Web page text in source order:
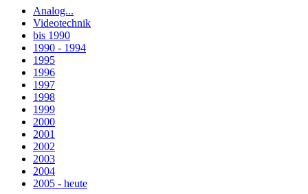
Analog...
Videotechnik
bis 1990
1990 - 1994
1995
1996
1997
1998
1999
2000
2001
2002
2003
2004
2005 - heute